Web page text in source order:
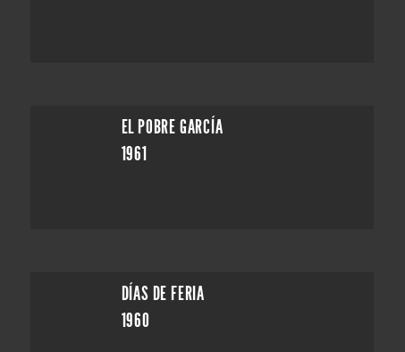
EL POBRE GARCÍA
1961
DÍAS DE FERIA
1960